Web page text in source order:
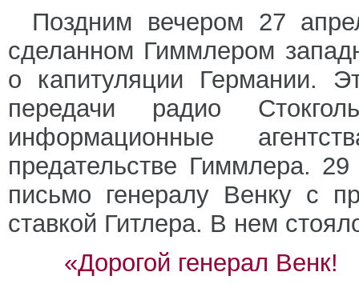
Поздним вечером 27
сделанном Гиммлером
о капитуляции Германии.
передачи радио
информационные
предательстве Гиммлера.
письмо генералу Венку с
ставкой Гитлера. В нем
«Дорогой генерал Венк!